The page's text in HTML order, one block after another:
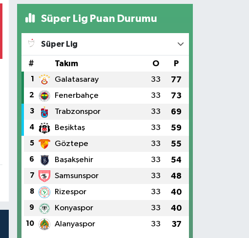
Süper Lig Puan Durumu
Süper Lig
# Takım O P
1 Galatasaray 33 77
2 Fenerbahçe 33 73
3 Trabzonspor 33 69
4 Beşiktaş 33 59
5 Göztepe 33 55
6 Başakşehir 33 54
7 Samsunspor 33 48
8 Rizespor 33 40
9 Konyaspor 33 40
10 Alanyaspor 33 37